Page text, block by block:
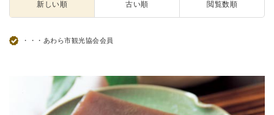
新しい順 古い順 閲覧数順
・・・あわら市観光協会会員